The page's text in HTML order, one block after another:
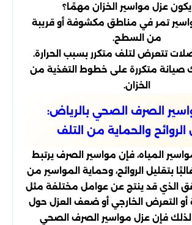
عزل مواسير الخزان مهمًا؟
تمر في مناطق مكشوفة أو قريبة
من السطح.
تتعرض لتلف متكرر بسبب الحرارة.
صيانة متكررة على خطوط التغذية من
الخزان.
الصرف الصحي بالرياض:
الروائح والحماية من التلف
المياه، فإن مواسير الصرف يرتبط
بتقليل الروائح، وحماية المواسير من
الذي قد ينتج عن عوامل مختلفة مثل
أو التعرض الخارجي أو ضعف العزل حول
لذلك فإن عزل مواسير الصرف الصحي